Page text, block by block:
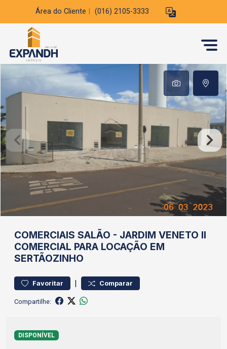
Área do Cliente (016) 2105-3333
COMERCIAIS SALÃO - JARDIM VENETO II
COMERCIAL PARA LOCAÇÃO EM
SERTÃOZINHO
Favoritar | Comparar
Compartilhe:
DISPONÍVEL